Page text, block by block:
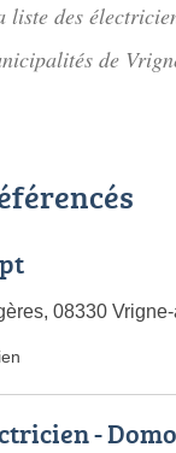
liste des
de
08330
-